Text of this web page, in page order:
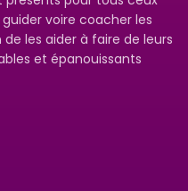
voire coacher les
les aider à faire de leurs
et épanouissants